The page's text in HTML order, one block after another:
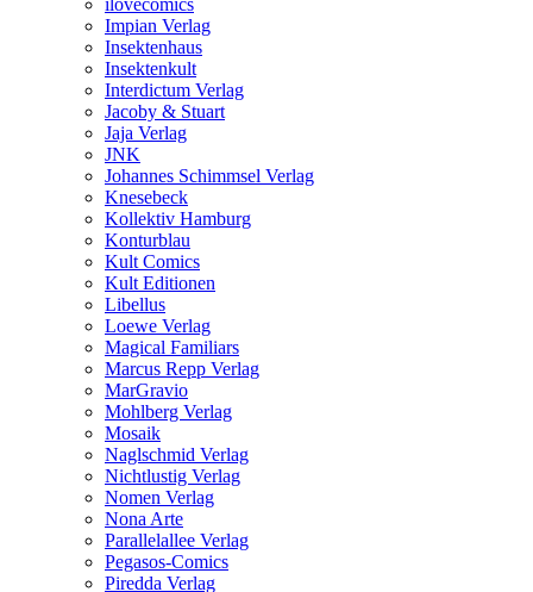
ilovecomics
Impian Verlag
Insektenhaus
Insektenkult
Interdictum Verlag
Jacoby & Stuart
Jaja Verlag
JNK
Johannes Schimmsel Verlag
Knesebeck
Kollektiv Hamburg
Konturblau
Kult Comics
Kult Editionen
Libellus
Loewe Verlag
Magical Familiars
Marcus Repp Verlag
MarGravio
Mohlberg Verlag
Mosaik
Naglschmid Verlag
Nichtlustig Verlag
Nomen Verlag
Nona Arte
Parallelallee Verlag
Pegasos-Comics
Piredda Verlag